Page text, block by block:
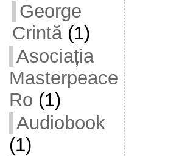
George
Crintă(1)
Asociația
Masterpeace
Ro (1)
Audiobook
(1)